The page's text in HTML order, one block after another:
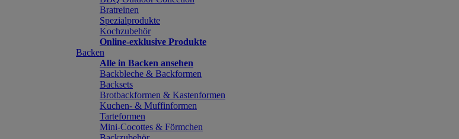
Bratreinen
Spezialprodukte
Kochzubehör
Online-exklusive Produkte
Backen
Alle in Backen ansehen
Backbleche & Backformen
Backsets
Brotbackformen & Kastenformen
Kuchen- & Muffinformen
Tarteformen
Mini-Cocottes & Förmchen